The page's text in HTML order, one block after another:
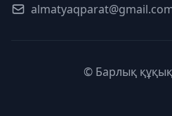
© Барлық